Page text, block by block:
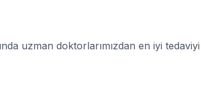
uzman doktorlarımızdan en iyi tedaviyi